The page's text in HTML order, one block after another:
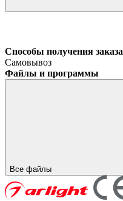
Способы получения заказа
Самовывоз
Файлы и программы
Все файлы